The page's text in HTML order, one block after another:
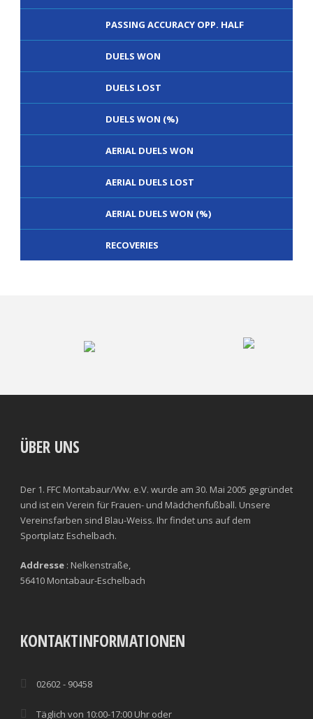
PASSING ACCURACY OPP. HALF
DUELS WON
DUELS LOST
DUELS WON (%)
AERIAL DUELS WON
AERIAL DUELS LOST
AERIAL DUELS WON (%)
RECOVERIES
PENALTIES CONCEDED
FOULS WON
FOULS CONCEDED
SUCCESSFUL CROSSES
UNSUCCESSFUL CROSSES
SUCCESSFUL CROSSES (%)
ÜBER UNS
Der 1. FFC Montabaur/Ww. e.V. wurde am 30. Mai 2005 gegründet
und ist ein Verein für Frauen- und Mädchenfußball. Unsere
Vereinsfarben sind Blau-Weiss. Ihr findet uns auf dem
Sportplatz Eschelbach.
Addresse : Nelkenstraße,
56410 Montabaur-Eschelbach
KONTAKTINFORMATIONEN
02602 - 90458
Täglich von 10:00-17:00 Uhr oder